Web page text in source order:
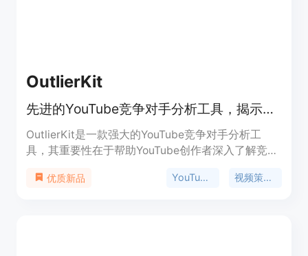
OutlierKit
先进的YouTube竞争对手分析工具，揭示热门频道策略，助力快速增长。
OutlierKit是一款强大的YouTube竞争对手分析工
具，其重要性在于帮助YouTube创作者深入了解竞争
准分析竞争对手的成功策略、找到未被挖掘的关键
优质新品 YouTube竞争对手分析 视频策略发现